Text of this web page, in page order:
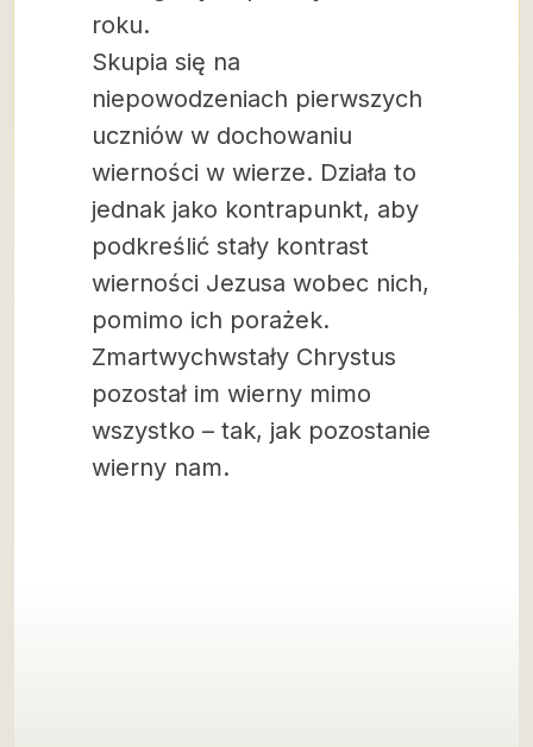
roku.
Skupia się na
niepowodzeniach pierwszych
uczniów w dochowaniu
wierności w wierze. Działa to
jednak jako kontrapunkt, aby
podkreślić stały kontrast
wierności Jezusa wobec nich,
pomimo ich porażek.
Zmartwychwstały Chrystus
pozostał im wierny mimo
wszystko – tak, jak pozostanie
wierny nam.